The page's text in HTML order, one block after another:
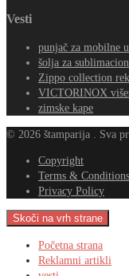
Vesti
punjač za mobilne
šolja za
Zippo collection
VICTORINOX
zimske kape
© 2026 štamparija . Sva
Copyright
Terms & Conditions
Privacy Policy
Skoči na vrh strane
Početna strana
Reklamni artikli